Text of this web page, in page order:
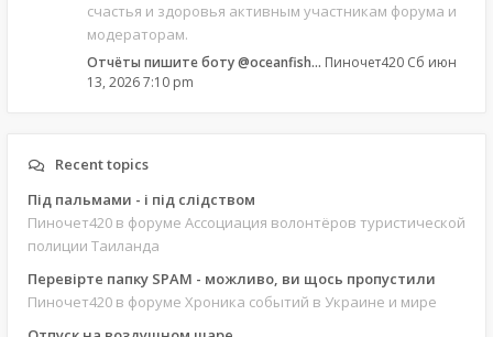
счастья и здоровья активным участникам форума и
модераторам.
Отчёты пишите боту @oceanfish… Пиночет420 Сб июн
13, 2026 7:10 pm
Recent topics
Під пальмами - і під слідством
Пиночет420 в форуме Ассоциация волонтёров туристической
полиции Таиланда
Перевірте папку SPAM - можливо, ви щось пропустили
Пиночет420 в форуме Хроника событий в Украине и мире